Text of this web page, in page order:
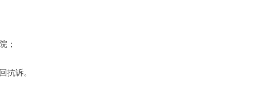
；
抗诉。